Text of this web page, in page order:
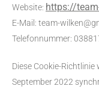
Website: https://
E-Mail: team-wilken@
Telefonnummer:
Diese Cookie-Richtlinie
September 2022